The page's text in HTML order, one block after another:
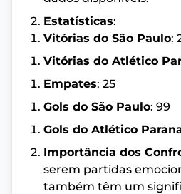
Estatísticas:
Vitórias do São Paulo:
Vitórias do Atlético
Empates: 25
Gols do São Paulo: 99
Gols do Atlético
Importância dos
serem partidas
também têm um